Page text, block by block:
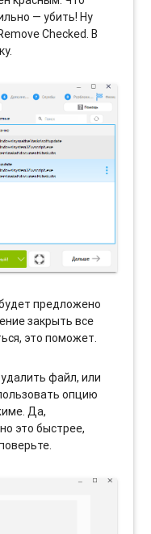
— убить! Ну
Checked. В
предложено
закрыть все
это поможет.
файл, или
опцию
Да,
это быстрее,